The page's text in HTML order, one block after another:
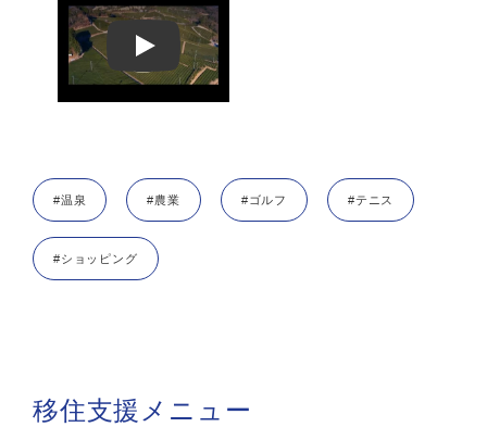
Play
#温泉 #農業 #ゴルフ #テニス
#ショッピング
移住支援メニュー